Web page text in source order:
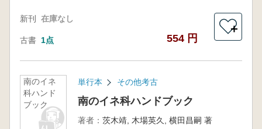
新刊 在庫なし
古書 1点 554 円
＋
南のイネ
科ハンド
ブック
単行本 その他考古
南のイネ科ハンドブック
著者： 茨木靖, 木場英久, 横田昌嗣 著